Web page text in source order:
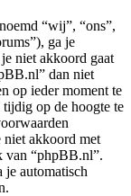
“wij”, “ons”,
ga je
niet akkoord gaat
dan niet
op ieder moment te
op de hoogte te
akkoord met
van “phpBB.nl”.
automatisch